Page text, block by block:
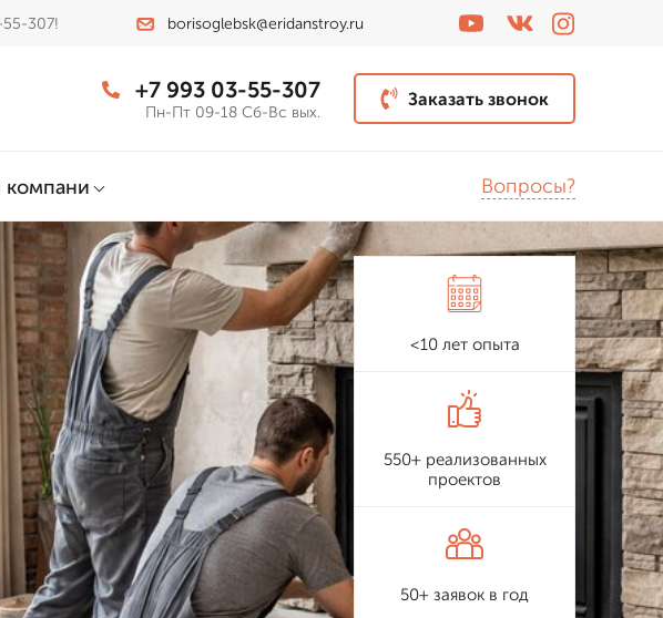
307! borisoglebsk@eridanstroy.ru
+7 993 03-55-307
Пн-Пт 09-18 Сб-Вс вых.
Заказать звонок
Вопросы?
<10 лет опыта
550+ реализованных
проектов
50+ заявок в год